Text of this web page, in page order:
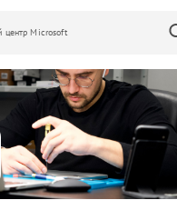
центр Microsoft